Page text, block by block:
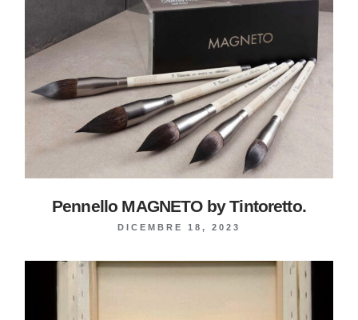
Pennello MAGNETO by Tintoretto.
DICEMBRE 18, 2023